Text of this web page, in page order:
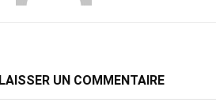
LAISSER UN COMMENTAIRE